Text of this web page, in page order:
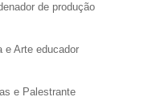
de produção
e Arte educador
e Palestrante